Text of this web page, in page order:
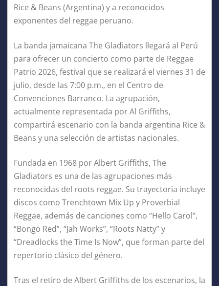
Rice & Beans (Argentina) y a reconocidos
exponentes del reggae peruano.
La banda jamaicana The Gladiators llegará al Perú
para ofrecer un concierto como parte de Reggae
Patrio 2026, festival que se realizará el viernes 31 de
julio, desde las 7:00 p.m., en el Centro de
Convenciones Barranco. La agrupación,
actualmente representada por Al Griffiths,
compartirá escenario con la banda argentina Rice &
Beans y una selección de artistas nacionales.
Fundada en 1968 por Albert Griffiths, The
Gladiators es una de las agrupaciones más
reconocidas del roots reggae. Su trayectoria incluye
discos como Trenchtown Mix Up y Proverbial
Reggae, además de canciones como “Hello Carol”,
“Bongo Red”, “Jah Works”, “Roots Natty” y
“Dreadlocks the Time Is Now”, que forman parte del
repertorio clásico del género.
Tras el retiro de Albert Griffiths de los escenarios, la